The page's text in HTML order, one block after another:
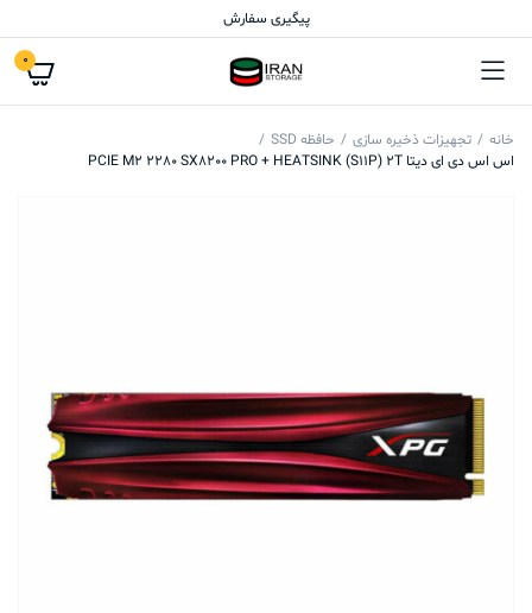
پیگیری سفارش
0
خانه تجهیزات ذخیره سازی
حافظه SSD
اس اس دی ای دیتا PCIE M2 2280 SX8200 PRO + HEATSINK (S11P) 2T